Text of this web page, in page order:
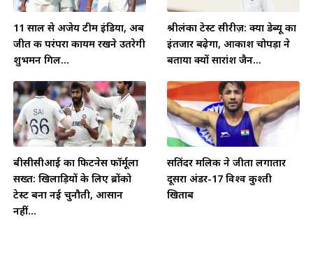
11 साल से अजेय टीम इंडिया, अब
जीत की परंपरा कायम रखने उतरेगी
शुभमन गिल...
श्रीलंका टेस्ट सीरीज़: क्या डेब्यू का
इंतजार बढ़ेगा, आकाश चोपड़ा ने
बताया क्यों सारांश जैन...
बीसीसीआई का फिटनेस फॉर्मूला
सख्त: खिलाड़ियों के लिए ब्रोंको
टेस्ट बना नई चुनौती, आसान
नहीं...
सतिंदर मलिक ने जीता लगातार
दूसरा अंडर-17 विश्व कुश्ती
खिताब